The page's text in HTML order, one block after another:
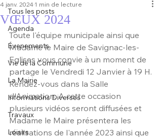
Tous les posts
Agenda
Évenements
Vie de la Commune
La Mairie
Informations Diverses
Travaux
Loisirs
VŒUX 2024
4 janv. 2024 1 min de lecture
Toute l'équipe municipale ainsi que
Madame le Maire de Savignac-les-
Eglises vous convie à un moment de
partage le Vendredi 12 Janvier à 19 H.
Rendez-vous dans la Salle
d'Animation. A cette occasion
plusieurs vidéos seront diffusées et
Madame le Maire présentera les
réalisations de l'année 2023 ainsi que